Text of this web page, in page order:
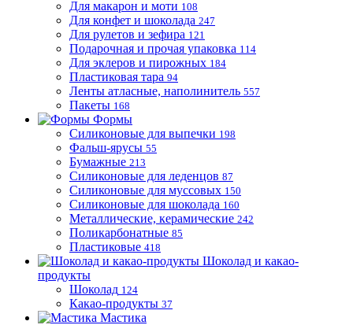
Для макарон и моти 108
Для конфет и шоколада 247
Для рулетов и зефира 121
Подарочная и прочая упаковка 114
Для эклеров и пирожных 184
Пластиковая тара 94
Ленты атласные, наполинитель 557
Пакеты 168
Формы
Силиконовые для выпечки 198
Фальш-ярусы 55
Бумажные 213
Силиконовые для леденцов 87
Силиконовые для муссовых 150
Силиконовые для шоколада 160
Металлические, керамические 242
Поликарбонатные 85
Пластиковые 418
Шоколад и какао-
продукты
Шоколад 124
Какао-продукты 37
Мастика